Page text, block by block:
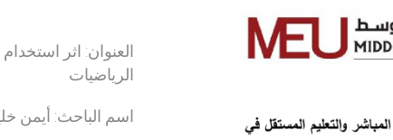
العنوان: اثر
الرياضيات
اسم الباحث: أيمن